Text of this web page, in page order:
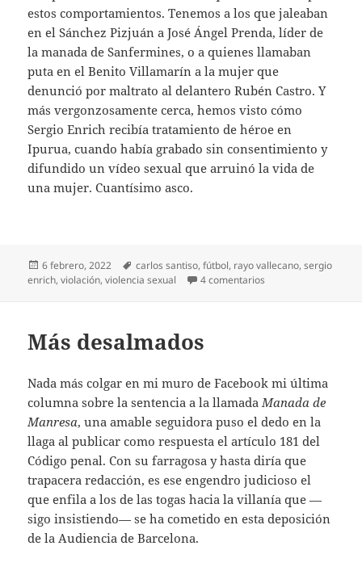
estos comportamientos. Tenemos a los que jaleaban
en el Sánchez Pizjuán a José Ángel Prenda, líder de
la manada de Sanfermines, o a quienes llamaban
puta en el Benito Villamarín a la mujer que
denunció por maltrato al delantero Rubén Castro. Y
más vergonzosamente cerca, hemos visto cómo
Sergio Enrich recibía tratamiento de héroe en
Ipurua, cuando había grabado sin consentimiento y
difundido un vídeo sexual que arruinó la vida de
una mujer. Cuantísimo asco.
Publicado
el
6 febrero, 2022 Etiquetas
carlos santiso,fútbol, rayo vallecano,sergio
enrich,violación,violencia sexual 4 comentarios
Más desalmados
Nada más colgar en mi muro de Facebook mi última
columna sobre la sentencia a la llamada Manada de
Manresa, una amable seguidora puso el dedo en la
llaga al publicar como respuesta el artículo 181 del
Código penal. Con su farragosa y hasta diría que
trapacera redacción, es ese engendro judicioso el
que enfila a los de las togas hacia la villanía que —
sigo insistiendo— se ha cometido en esta deposición
de la Audiencia de Barcelona.